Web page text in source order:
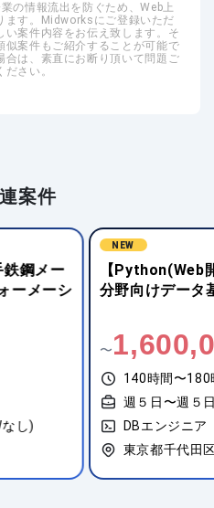
の情報流出を防ぐため、Web上
ます。Midworksにご登録いただ
い案件内容をお伝え致します。そ
案件もご紹介することが可能で
は、素直にお断り頂いて問題ご
さい。
案件
鉄鋼メー
ーメーシ
し)
NEW
【Python(Web
分野向けデータ
〜
140時間〜180
週５日〜週５
DBエンジニア
東京都千代田